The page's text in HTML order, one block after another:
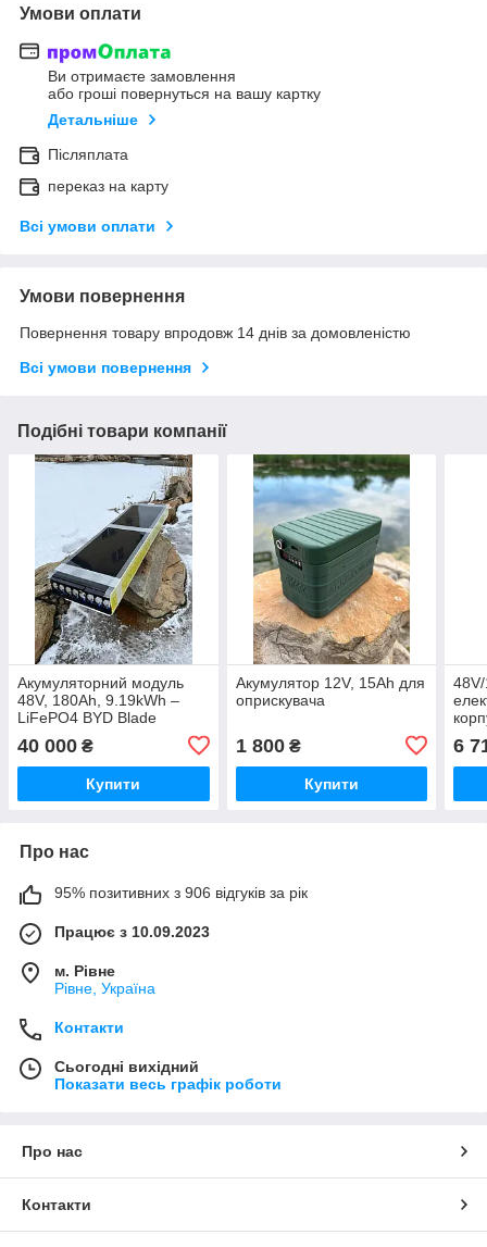
Умови оплати
Ви отримаєте замовлення
або гроші повернуться на вашу картку
Детальніше
Післяплата
переказ на карту
Всі умови оплати
Умови повернення
Повернення товару впродовж 14 днів за домовленістю
Всі умови повернення
Подібні товари компанії
Акумуляторний модуль
48V, 180Ah, 9.19kWh –
LiFePO4 BYD Blade
40 000 ₴
Купити
Акумулятор 12V, 15Ah для
оприскувача
1 800₴
Купити
6
Про нас
95% позитивних з 906 відгуків за рік
Працює з 10.09.2023
м. Рівне
Рівне, Україна
Контакти
Сьогодні вихідний
Показати весь графік роботи
Про нас
Контакти